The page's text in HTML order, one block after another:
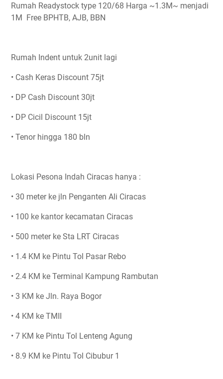
Rumah Readystock type 120/68 Harga ~1.3M~ menjadi
1M Free BPHTB, AJB, BBN
Rumah Indent untuk 2unit lagi
• Cash Keras Discount 75jt
• DP Cash Discount 30jt
• DP Cicil Discount 15jt
• Tenor hingga 180 bln
Lokasi Pesona Indah Ciracas hanya :
• 30 meter ke jln Penganten Ali Ciracas
• 100 ke kantor kecamatan Ciracas
• 500 meter ke Sta LRT Ciracas
• 1.4 KM ke Pintu Tol Pasar Rebo
• 2.4 KM ke Terminal Kampung Rambutan
• 3 KM ke Jln. Raya Bogor
• 4 KM ke TMII
• 7 KM ke Pintu Tol Lenteng Agung
• 8.9 KM ke Pintu Tol Cibubur 1